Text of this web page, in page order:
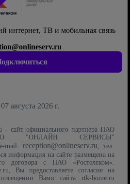
интернет, ТВ и мобильная связь
августа 2026 г.
- сайт официального партнера ПАО
ООО "ОНЛАЙН СЕРВИСЫ"
mail: reception@onlineserv.ru, тел.
информация на сайте размещена на
договора с ПАО «Ростелеком».
Вы предоставляете согласие на
Вами сайта rtk-home.ru